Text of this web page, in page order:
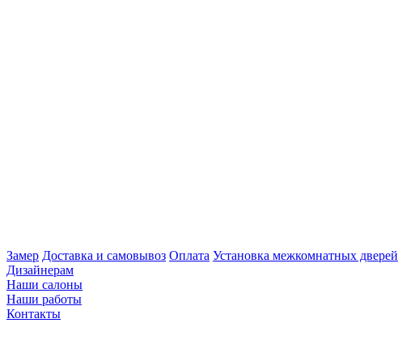
Замер Доставка и самовывоз Оплата Установка межкомнатных дверей
Дизайнерам
Наши салоны
Наши работы
Контакты